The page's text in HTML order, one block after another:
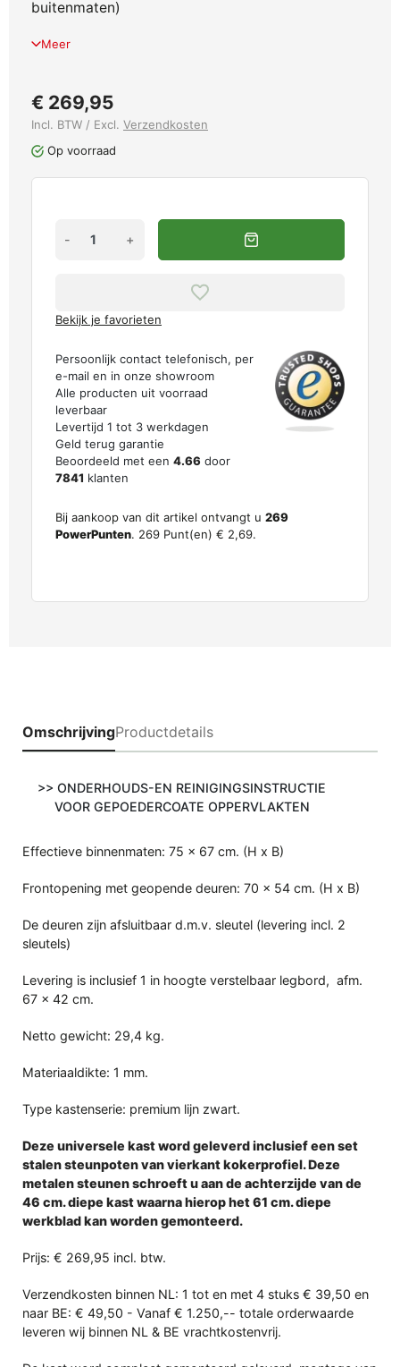
buitenmaten)
Meer
€ 269,95
Incl. BTW / Excl. Verzendkosten
Op voorraad
- +
Bekijk je favorieten
Persoonlijk contact telefonisch, per
e-mail en in onze showroom
Alle producten uit voorraad
leverbaar
Levertijd 1 tot 3 werkdagen
Geld terug garantie
Beoordeeld met een 4.66 door
7841 klanten
Bij aankoop van dit artikel ontvangt u 269
PowerPunten. 269 Punt(en) € 2,69.
OmschrijvingProductdetails
>> ONDERHOUDS-EN REINIGINGSINSTRUCTIE
VOOR GEPOEDERCOATE OPPERVLAKTEN
Effectieve binnenmaten: 75 x 67 cm. (H x B)
Frontopening met geopende deuren: 70 x 54 cm. (H x B)
De deuren zijn afsluitbaar d.m.v. sleutel (levering incl. 2
sleutels)
Levering is inclusief 1 in hoogte verstelbaar legbord, afm.
67 x 42 cm.
Netto gewicht: 29,4 kg.
Materiaaldikte: 1 mm.
Type kastenserie: premium lijn zwart.
Deze universele kast word geleverd inclusief een set
stalen steunpoten van vierkant kokerprofiel. Deze
metalen steunen schroeft u aan de achterzijde van de
46 cm. diepe kast waarna hierop het 61 cm. diepe
werkblad kan worden gemonteerd.
Prijs: € 269,95 incl. btw.
Verzendkosten binnen NL: 1 tot en met 4 stuks € 39,50 en
naar BE: € 49,50 - Vanaf € 1.250,-- totale orderwaarde
leveren wij binnen NL & BE vrachtkostenvrij.